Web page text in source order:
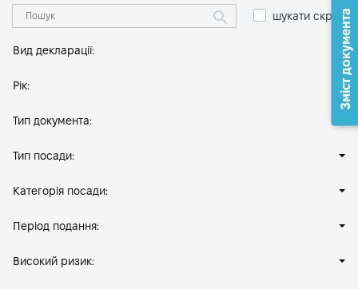
шукати скрізь
Вид декларації:
Рік:
Тип документа:
Тип посади:
Категорія посади:
Період подання:
Високий ризик:
Зміст документа